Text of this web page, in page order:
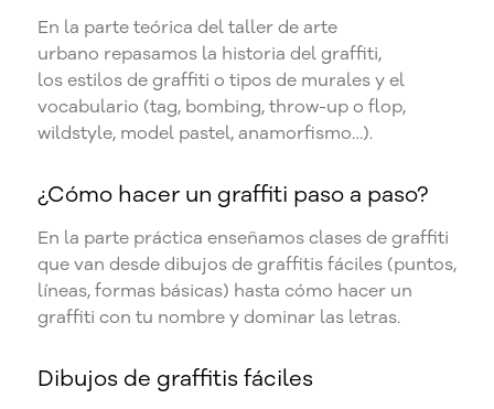
En la parte teórica del taller de arte
urbano repasamos la historia del graffiti,
los estilos de graffiti o tipos de murales y el
vocabulario (tag, bombing, throw-up o flop,
wildstyle, model pastel, anamorfismo…).
¿Cómo hacer un graffiti paso a paso?
En la parte práctica enseñamos clases de graffiti
que van desde dibujos de graffitis fáciles (puntos,
líneas, formas básicas) hasta cómo hacer un
graffiti con tu nombre y dominar las letras.
Dibujos de graffitis fáciles